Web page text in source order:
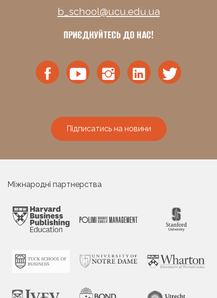
b_school@ucu.edu.ua
ПРИЄДНУЙТЕСЬ ДО НАС!
Підписатись на новини
Міжнародні партнерства